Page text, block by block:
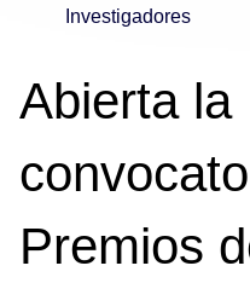
Investigadores
Abierta la
Premios